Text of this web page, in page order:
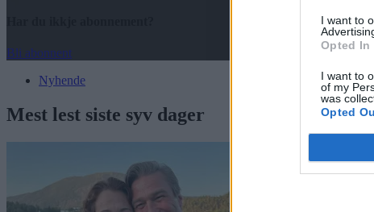
I want to
Opted In
I want to
of my
was
Opted
Bli abonnent
Nyhende
Mest lest siste syv dager